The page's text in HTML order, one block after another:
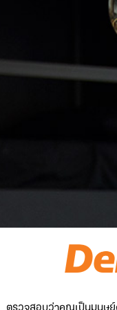
ตรวจสอบว่าคุณเป็นมนุษย์